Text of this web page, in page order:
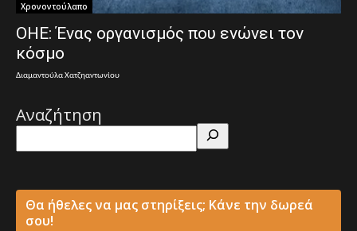
Χρονοντούλαπο
ΟΗΕ: Ένας οργανισμός που ενώνει τον
κόσμο
Διαμαντούλα Χατζηαντωνίου
Αναζήτηση
Θα ήθελες να μας στηρίξεις; Κάνε την δωρεά
σου!